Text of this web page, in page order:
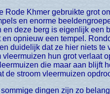
en enorme
deze berg is eigenlijk een
opnieuw een tempel.
duidelijk dat ze hier niets te
hun grot verlaat
die maar aan blijft
stroom vleermuizen